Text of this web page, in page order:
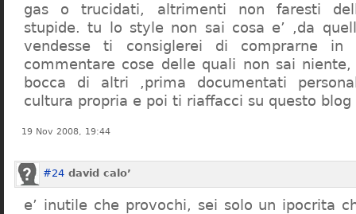
gas o trucidati, altrimenti non faresti
stupide. tu lo style non sai cosa e’ ,da
vendesse ti consiglerei di comprarne in
commentare cose delle quali non sai
bocca di altri ,prima documentati
cultura propria e poi ti riaffacci su questo blog
19 Nov 2008, 19:44
#24 david calo’
e’ inutile che provochi, sei solo un ipocrita